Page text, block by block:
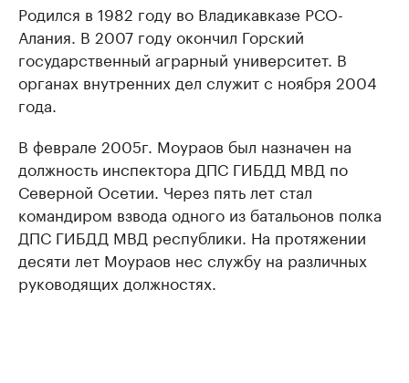
Родился в 1982 году во Владикавказе РСО-
Алания. В 2007 году окончил Горский
государственный аграрный университет. В
органах внутренних дел служит с ноября 2004
года.
В феврале 2005г. Моураов был назначен на
должность инспектора ДПС ГИБДД МВД по
Северной Осетии. Через пять лет стал
командиром взвода одного из батальонов полка
ДПС ГИБДД МВД республики. На протяжении
десяти лет Моураов нес службу на различных
руководящих должностях.